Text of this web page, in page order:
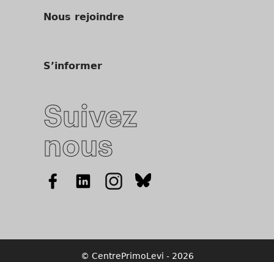
Nous rejoindre
S’informer
Suivez
nous
© CentrePrimoLevi - 2026